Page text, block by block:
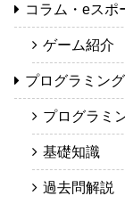
コラム・eスポ
ゲーム紹介
プログラミング
プログラミ
基礎知識
過去問解説